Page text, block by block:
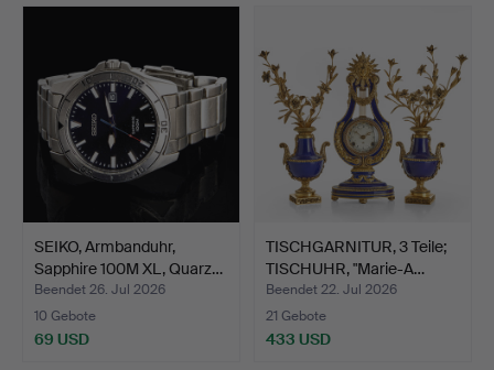
SEIKO, Armbanduhr,
Sapphire 100M XL, Quarz…
Beendet 26. Jul 2026
10 Gebote
69 USD
TISCHGARNITUR, 3 Teile;
TISCHUHR, "Marie-A…
Beendet 22. Jul 2026
21 Gebote
433 USD